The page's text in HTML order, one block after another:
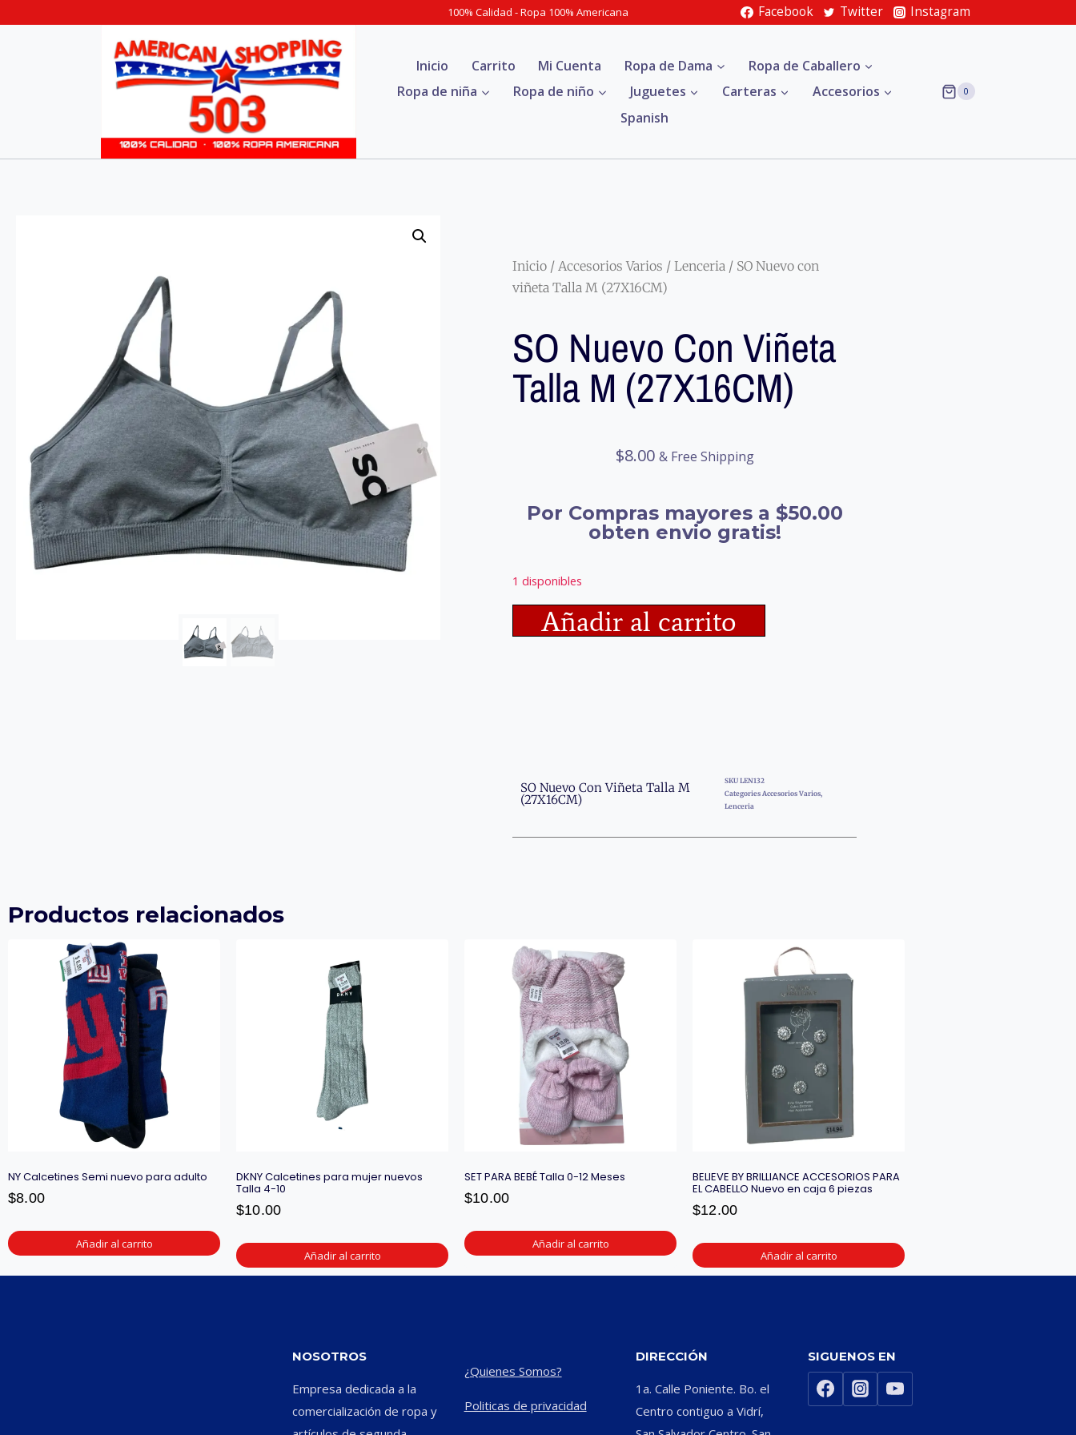
100% Calidad - Ropa 100% Americana Facebook Twitter Instagram
Inicio Carrito Mi Cuenta Ropa de Dama
Ropa de Caballero
Ropa de niña
Ropa de niño Juguetes Carteras
Accesorios
Spanish
0
Inicio / Accesorios Varios / Lenceria / SO Nuevo con
viñeta Talla M (27X16CM)
SO Nuevo Con Viñeta
Talla M (27X16CM)
$8.00 & Free Shipping
Por Compras mayores a $50.00
obten envio gratis!
1 disponibles
Añadir al carrito
SO Nuevo Con Viñeta Talla M
(27X16CM)
SKU LEN132
Categories Accesorios Varios,
Lenceria
Productos relacionados
NY Calcetines Semi nuevo para adulto
$8.00
Añadir al carrito
DKNY Calcetines para mujer nuevos
Talla 4-10
$10.00
Añadir al carrito
SET PARA BEBÉ Talla 0-12 Meses
$10.00
Añadir al carrito
BELIEVE BY BRILLIANCE ACCESORIOS PARA
EL CABELLO Nuevo en caja 6 piezas
$12.00
Añadir al carrito
NOSOTROS
Empresa dedicada a la
comercialización de ropa y
¿Quienes Somos?
Politicas de privacidad
DIRECCIÓN
1a. Calle Poniente. Bo. el
Centro contiguo a Vidrí,
SIGUENOS EN